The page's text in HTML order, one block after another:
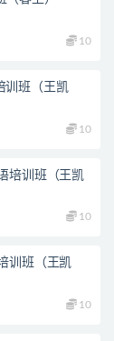
10
训班（王凯
10
培训班（王凯
10
训班（王凯
10